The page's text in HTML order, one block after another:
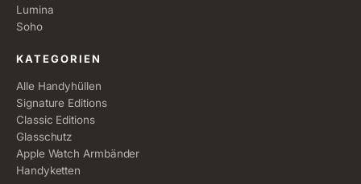
Lumina
Soho
KATEGORIEN
Alle Handyhüllen
Signature Editions
Classic Editions
Glasschutz
Apple Watch Armbänder
Handyketten